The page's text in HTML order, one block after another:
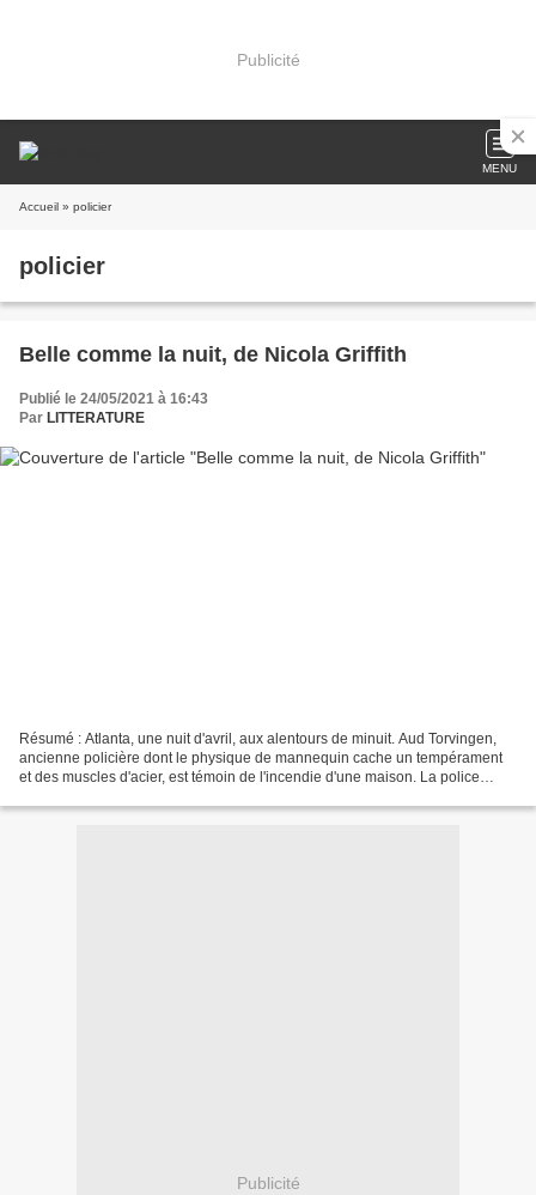
Publicité
MENU
Accueil » policier
policier
Belle comme la nuit, de Nicola Griffith
Publié le 24/05/2021 à 16:43
Par LITTERATURE
Résumé : Atlanta, une nuit d'avril, aux alentours de minuit. Aud Torvingen,
ancienne policière dont le physique de mannequin cache un tempérament
et des muscles d'acier, est témoin de l'incendie d'une maison. La police
Publicité